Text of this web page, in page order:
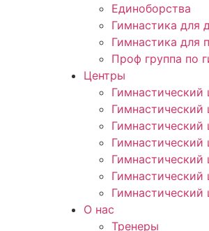
Единоборства
Гимнастика для
Гимнастика для
Проф группа по
Центры
Гимнастический
Гимнастический
Гимнастический
О нас
Тренеры